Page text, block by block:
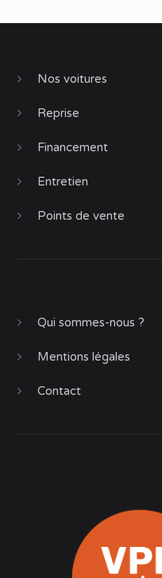
Nos voitures
Reprise
Financement
Entretien
Points de vente
Qui sommes-nous ?
Mentions légales
Contact